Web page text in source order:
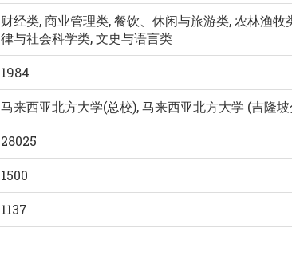
财经类, 商业管理类, 餐饮、休闲与旅游类, 农林渔
律与社会科学类, 文史与语言类
1984
马来西亚北方大学(总校), 马来西亚北方大学 (吉隆坡
28025
1500
1137